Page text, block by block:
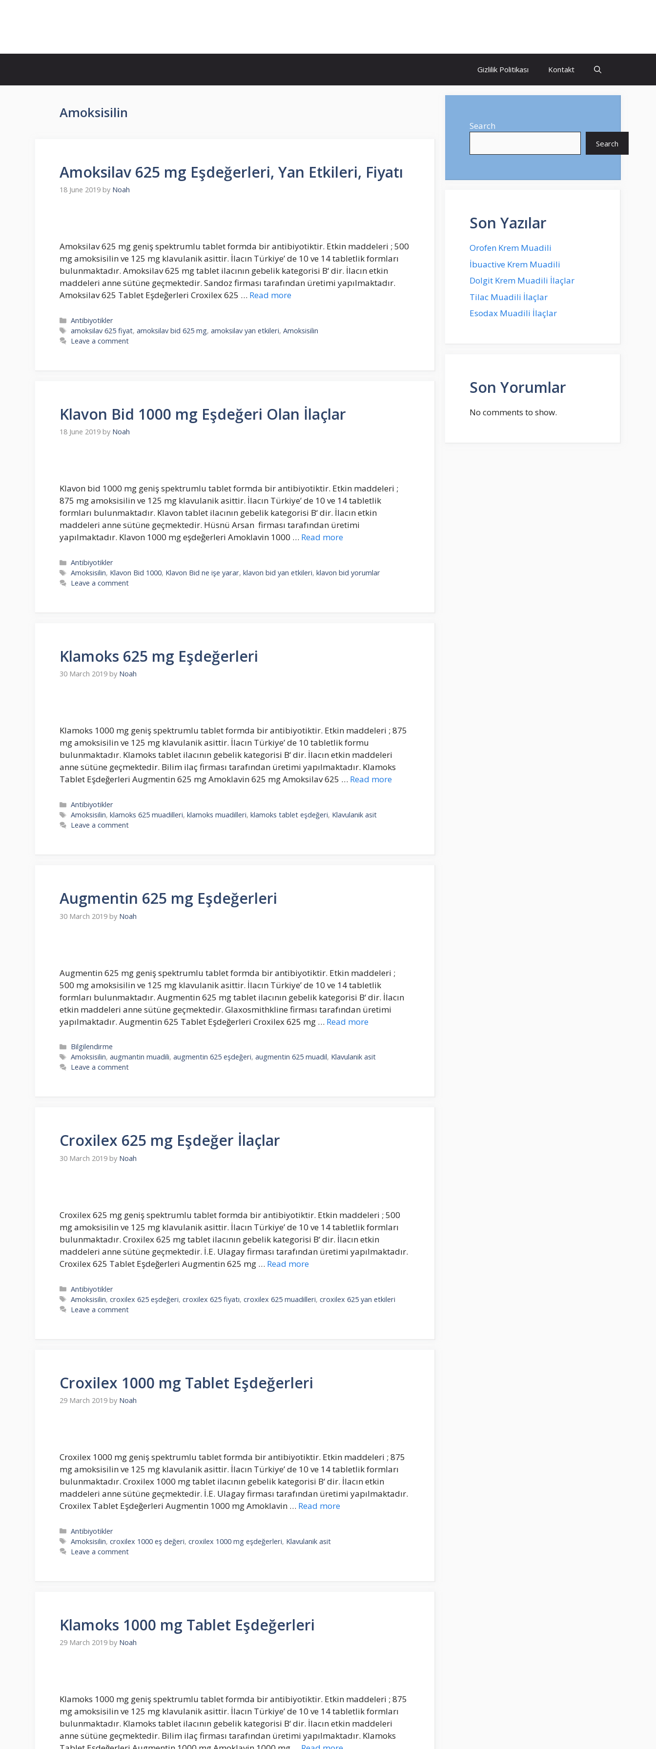
Gizlilik Politikası Kontakt
Amoksisilin
Amoksilav 625 mg Eşdeğerleri, Yan Etkileri, Fiyatı
18 June 2019 by Noah
Amoksilav 625 mg geniş spektrumlu tablet formda bir antibiyotiktir. Etkin maddeleri ; 500
mg amoksisilin ve 125 mg klavulanik asittir. İlacın Türkiye’ de 10 ve 14 tabletlik formları
bulunmaktadır. Amoksilav 625 mg tablet ilacının gebelik kategorisi B‘ dir. İlacın etkin
maddeleri anne sütüne geçmektedir. Sandoz firması tarafından üretimi yapılmaktadır.
Amoksilav 625 Tablet Eşdeğerleri Croxilex 625 … Read more
Categories
Antibiyotikler
Tags
amoksilav 625 fiyat,amoksilav bid 625 mg,amoksilav yan etkileri,Amoksisilin
Leave a comment
Klavon Bid 1000 mg Eşdeğeri Olan İlaçlar
18 June 2019 by Noah
Klavon bid 1000 mg geniş spektrumlu tablet formda bir antibiyotiktir. Etkin maddeleri ;
875 mg amoksisilin ve 125 mg klavulanik asittir. İlacın Türkiye’ de 10 ve 14 tabletlik
formları bulunmaktadır. Klavon tablet ilacının gebelik kategorisi B‘ dir. İlacın etkin
maddeleri anne sütüne geçmektedir. Hüsnü Arsan firması tarafından üretimi
yapılmaktadır. Klavon 1000 mg eşdeğerleri Amoklavin 1000 … Read more
Categories
Antibiyotikler
Tags
Amoksisilin, Klavon Bid 1000, Klavon Bid ne işe yarar,klavon bid yan etkileri,klavon bid yorumlar
Leave a comment
Klamoks 625 mg Eşdeğerleri
30 March 2019 by Noah
Klamoks 1000 mg geniş spektrumlu tablet formda bir antibiyotiktir. Etkin maddeleri ; 875
mg amoksisilin ve 125 mg klavulanik asittir. İlacın Türkiye’ de 10 tabletlik formu
bulunmaktadır. Klamoks tablet ilacının gebelik kategorisi B‘ dir. İlacın etkin maddeleri
anne sütüne geçmektedir. Bilim ilaç firması tarafından üretimi yapılmaktadır. Klamoks
Tablet Eşdeğerleri Augmentin 625 mg Amoklavin 625 mg Amoksilav 625 … Read more
Categories
Antibiyotikler
Tags
Amoksisilin,klamoks 625 muadilleri,klamoks muadilleri,klamoks tablet eşdeğeri, Klavulanik asit
Leave a comment
Augmentin 625 mg Eşdeğerleri
30 March 2019 by Noah
Augmentin 625 mg geniş spektrumlu tablet formda bir antibiyotiktir. Etkin maddeleri ;
500 mg amoksisilin ve 125 mg klavulanik asittir. İlacın Türkiye’ de 10 ve 14 tabletlik
formları bulunmaktadır. Augmentin 625 mg tablet ilacının gebelik kategorisi B‘ dir. İlacın
etkin maddeleri anne sütüne geçmektedir. Glaxosmithkline firması tarafından üretimi
yapılmaktadır. Augmentin 625 Tablet Eşdeğerleri Croxilex 625 mg … Read more
Categories
Bilgilendirme
Tags
Amoksisilin,augmantin muadili,augmentin 625 eşdeğeri,augmentin 625 muadil, Klavulanik asit
Leave a comment
Croxilex 625 mg Eşdeğer İlaçlar
30 March 2019 by Noah
Croxilex 625 mg geniş spektrumlu tablet formda bir antibiyotiktir. Etkin maddeleri ; 500
mg amoksisilin ve 125 mg klavulanik asittir. İlacın Türkiye’ de 10 ve 14 tabletlik formları
bulunmaktadır. Croxilex 625 mg tablet ilacının gebelik kategorisi B‘ dir. İlacın etkin
maddeleri anne sütüne geçmektedir. İ.E. Ulagay firması tarafından üretimi yapılmaktadır.
Croxilex 625 Tablet Eşdeğerleri Augmentin 625 mg … Read more
Categories
Antibiyotikler
Tags
Amoksisilin,croxilex 625 eşdeğeri,croxilex 625 fiyatı,croxilex 625 muadilleri,croxilex 625 yan etkileri
Leave a comment
Croxilex 1000 mg Tablet Eşdeğerleri
29 March 2019 by Noah
Croxilex 1000 mg geniş spektrumlu tablet formda bir antibiyotiktir. Etkin maddeleri ; 875
mg amoksisilin ve 125 mg klavulanik asittir. İlacın Türkiye’ de 10 ve 14 tabletlik formları
bulunmaktadır. Croxilex 1000 mg tablet ilacının gebelik kategorisi B‘ dir. İlacın etkin
maddeleri anne sütüne geçmektedir. İ.E. Ulagay firması tarafından üretimi yapılmaktadır.
Croxilex Tablet Eşdeğerleri Augmentin 1000 mg Amoklavin … Read more
Categories
Antibiyotikler
Tags
Amoksisilin,croxilex 1000 eş değeri,croxilex 1000 mg eşdeğerleri, Klavulanik asit
Leave a comment
Klamoks 1000 mg Tablet Eşdeğerleri
29 March 2019 by Noah
Klamoks 1000 mg geniş spektrumlu tablet formda bir antibiyotiktir. Etkin maddeleri ; 875
mg amoksisilin ve 125 mg klavulanik asittir. İlacın Türkiye’ de 10 ve 14 tabletlik formları
bulunmaktadır. Klamoks tablet ilacının gebelik kategorisi B‘ dir. İlacın etkin maddeleri
anne sütüne geçmektedir. Bilim ilaç firması tarafından üretimi yapılmaktadır. Klamoks
Search
Search
Son Yazılar
Orofen Krem Muadili
İbuactive Krem Muadili
Dolgit Krem Muadili İlaçlar
Tilac Muadili İlaçlar
Esodax Muadili İlaçlar
Son Yorumlar
No comments to show.